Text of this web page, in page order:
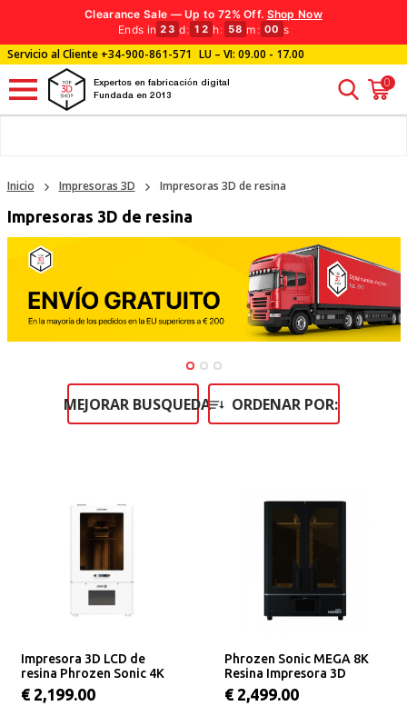
Clearance Sale — Up to 72% Off. Shop Now
Ends in 23 d: 12 h: 58 m : 00 s
Servicio al Cliente +34-900-861-571 LU – VI: 09.00 - 17.00
Expertos en fabricación digital
Fundada en 2013
0
Inicio Impresoras 3D Impresoras 3D de resina
Impresoras 3D de resina
MEJORAR BUSQUEDA ORDENAR POR:
Impresora 3D LCD de
resina Phrozen Sonic 4K
2022
€ 2,199.00
Phrozen Sonic MEGA 8K
Resina Impresora 3D
€ 2,499.00